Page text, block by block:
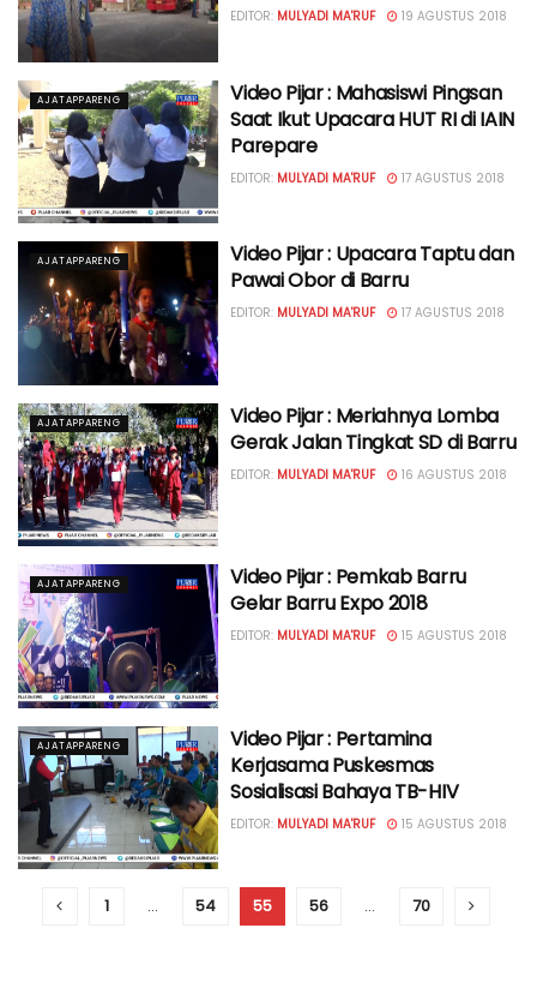
EDITOR: MULYADI MA'RUF 19 AGUSTUS 2018
AJATAPPARENG
Video Pijar : Mahasiswi Pingsan
Saat Ikut Upacara HUT RI di IAIN
Parepare
EDITOR: MULYADI MA'RUF 17 AGUSTUS 2018
AJATAPPARENG
Video Pijar : Upacara Taptu dan
Pawai Obor di Barru
EDITOR: MULYADI MA'RUF 17 AGUSTUS 2018
AJATAPPARENG
Video Pijar : Meriahnya Lomba
Gerak Jalan Tingkat SD di Barru
EDITOR: MULYADI MA'RUF 16 AGUSTUS 2018
AJATAPPARENG
Video Pijar : Pemkab Barru
Gelar Barru Expo 2018
EDITOR: MULYADI MA'RUF 15 AGUSTUS 2018
AJATAPPARENG
Video Pijar : Pertamina
Kerjasama Puskesmas
Sosialisasi Bahaya TB-HIV
EDITOR: MULYADI MA'RUF 15 AGUSTUS 2018
1 … 54 55 56 … 70